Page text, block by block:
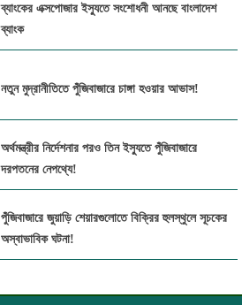
বিএসইসির
রয়্যাল ফুটওয়্যার
বিএসইসির
বিএসইসির
ব্যাংকের এক্সপোজার ইস্যুতে সংশোধনী আনছে বাংলাদেশ
ব্যাংক
নতুন মুদ্রানীতিতে পুঁজিবাজারে চাঙ্গা হওয়ার আভাস!
অর্থমন্ত্রীর নির্দেশনার পরও তিন ইস্যুতে পুঁজিবাজারে
দরপতনের নেপথ্যে!
পুঁজিবাজারে জুয়াড়ি শেয়ারগুলোতে বিক্রির হুলস্থুলে সূচকের
অস্বাভাবিক ঘটনা!